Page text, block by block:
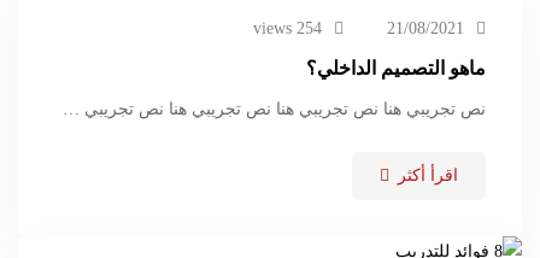
21/08/2021
254 views
ماهو التصميم الداخلي؟
نص تجريبي هنا نص تجريبي هنا نص تجريبي هنا نص تجريبي …
اقرأ أكثر